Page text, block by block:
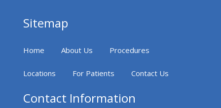
Sitemap
Home About Us Procedures
Locations For Patients Contact Us
Contact Information